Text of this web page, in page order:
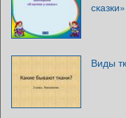
сказки»
Виды